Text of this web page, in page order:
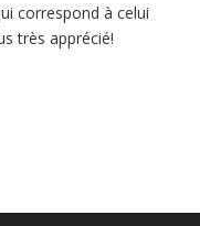
correspond à celui
très apprécié!